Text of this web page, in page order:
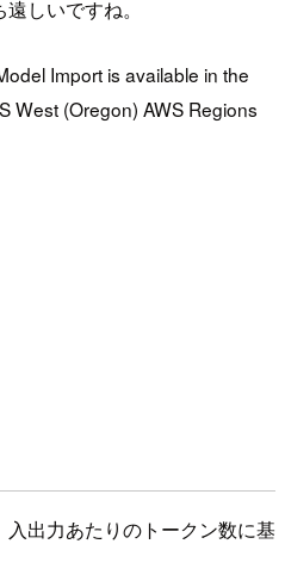
しいですね。
Import is available in the
West (Oregon) AWS Regions
出力あたりのトークン数に基